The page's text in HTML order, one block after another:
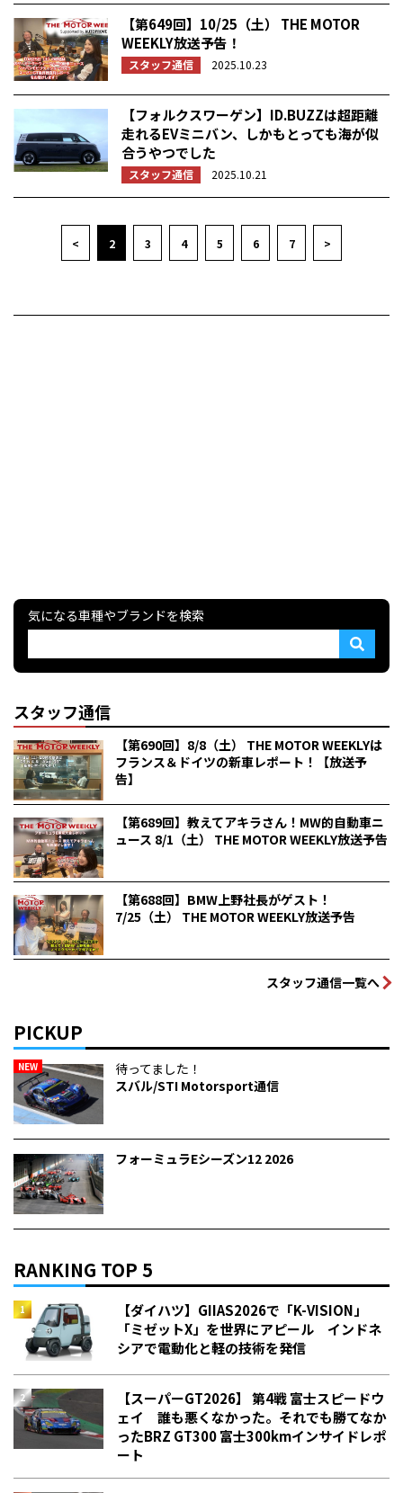
【第649回】10/25（土） THE MOTOR
WEEKLY放送予告！
スタッフ通信 2025.10.23
【フォルクスワーゲン】ID.BUZZは超距離
走れるEVミニバン、しかもとっても海が似
合うやつでした
スタッフ通信 2025.10.21
< 2 3 4 5 6 7 >
気になる車種やブランドを検索
スタッフ通信
【第690回】8/8（土） THE MOTOR WEEKLYは
フランス＆ドイツの新車レポート！【放送予
告】
【第689回】教えてアキラさん！MW的自動車ニ
ュース 8/1（土） THE MOTOR WEEKLY放送予告
【第688回】BMW上野社長がゲスト！
7/25（土） THE MOTOR WEEKLY放送予告
スタッフ通信一覧へ
PICKUP
NEW
待ってました！
スバル/STI Motorsport通信
フォーミュラEシーズン12 2026
RANKING TOP 5
【ダイハツ】GIIAS2026で「K-VISION」
「ミゼットX」を世界にアピール インドネ
シアで電動化と軽の技術を発信
【スーパーGT2026】 第4戦 富士スピードウ
ェイ 誰も悪くなかった。それでも勝てなか
った――BRZ GT300 富士300kmインサイドレポ
ート